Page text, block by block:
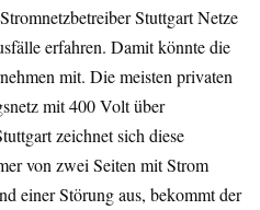
Stuttgart Netze
erfahren. Damit könnte die
mit. Die meisten privaten
mit 400 Volt über
zeichnet sich diese
von zwei Seiten mit Strom
einer Störung aus, bekommt der